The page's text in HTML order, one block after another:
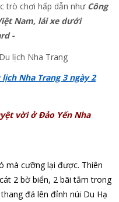
trò chơi hấp dẫn như Công
Nam, lái xe dưới
-
Nha Trang 3 ngày 2
vời ở Đảo Yến Nha
mà cưỡng lại được. Thiên
2 bờ biển, 2 bãi tắm trong
đá lên đỉnh núi Du Hạ